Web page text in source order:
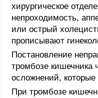
хирургическое
непроходимость,
или острый
прописывают
Постановление
тромбозе кишечника
осложнений,
При тромбозе